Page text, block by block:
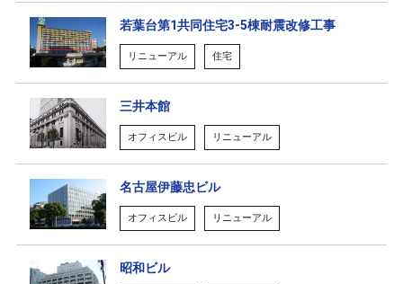
若葉台第1共同住宅3-5棟耐震改修工事
リニューアル 住宅
三井本館
オフィスビル リニューアル
名古屋伊藤忠ビル
オフィスビル リニューアル
昭和ビル